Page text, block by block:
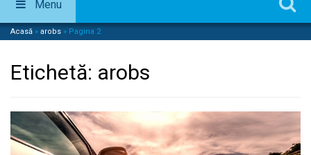
Menu
Acasă » arobs » Pagina 2
Etichetă: arobs